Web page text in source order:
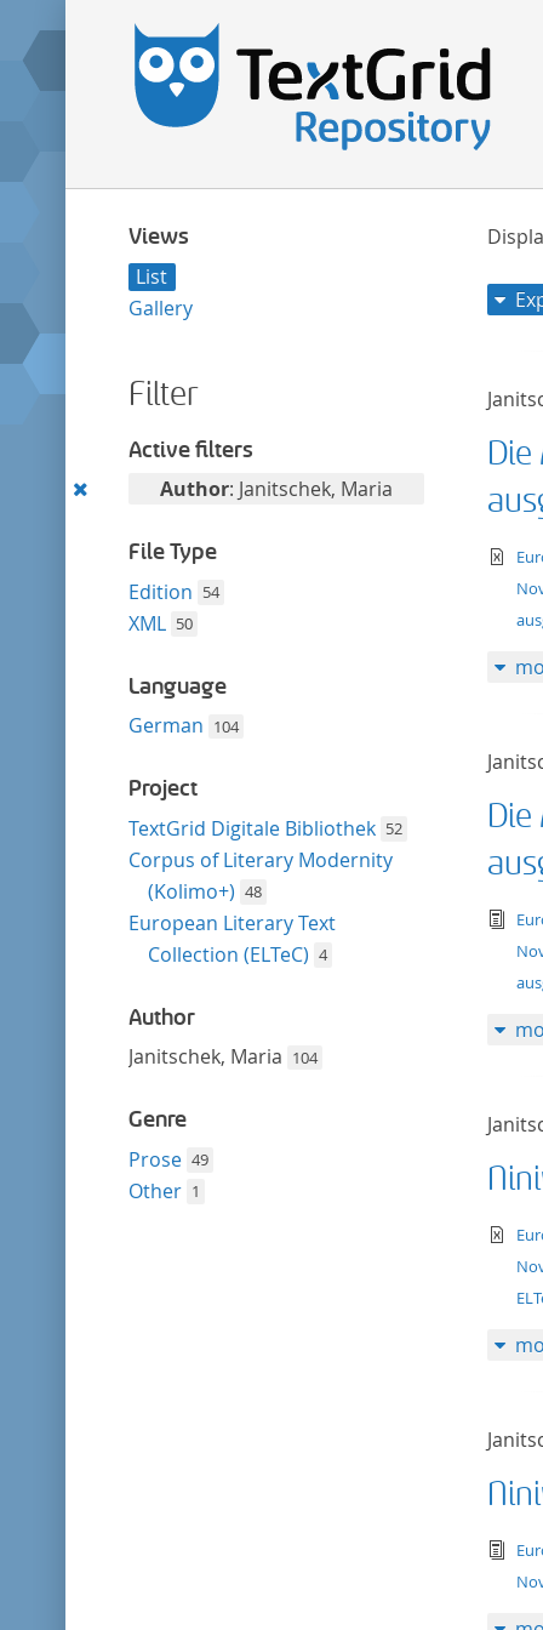
Views
List
Gallery
Filter
Active filters
Remove
filter
Author: Janitschek, Maria
File Type
Edition 54
XML 50
Language
German 104
Project
TextGrid Digitale Bibliothek 52
Corpus of Literary Modernity
(Kolimo+) 48
European Literary Text
Collection (ELTeC) 4
Author
Janitschek, Maria 104
Genre
Prose 49
Other 1
Die
Die